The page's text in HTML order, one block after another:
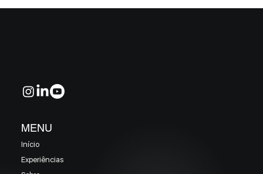
Início
Experiências
MENU